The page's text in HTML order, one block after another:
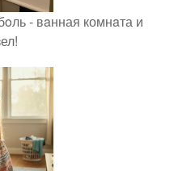
- вaнная комнaта и